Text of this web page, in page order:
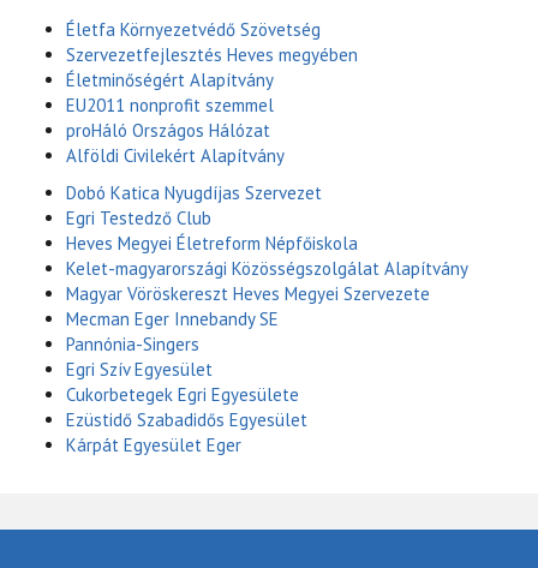
Életfa Környezetvédő Szövetség
Szervezetfejlesztés Heves megyében
Életminőségért Alapítvány
EU2011 nonprofit szemmel
proHáló Országos Hálózat
Alföldi Civilekért Alapítvány
Dobó Katica Nyugdíjas Szervezet
Egri Testedző Club
Heves Megyei Életreform Népfőiskola
Kelet-magyarországi Közösségszolgálat Alapítvány
Magyar Vöröskereszt Heves Megyei Szervezete
Mecman Eger Innebandy SE
Pannónia-Singers
Egri Szív Egyesület
Cukorbetegek Egri Egyesülete
Ezüstidő Szabadidős Egyesület
Kárpát Egyesület Eger